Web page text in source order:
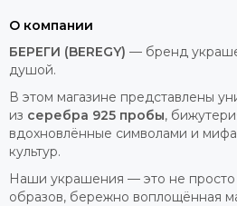
О компании
БЕРЕГИ (BEREGY) — бренд
душой.
В этом магазине представлены
из серебра 925 пробы,
вдохновлённые символами и
культур.
Наши украшения — это не просто
образов, бережно воплощённая